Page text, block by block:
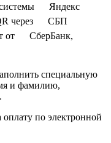
Яндекс
через
СБП
от
СберБанк,
специальную
и фамилию,
по электронной